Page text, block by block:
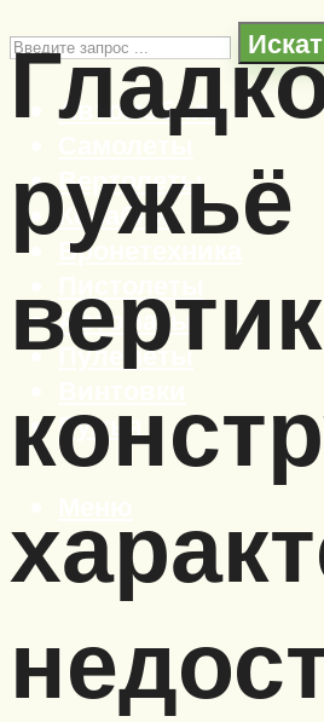
Автомобили
Самолеты
Вертолеты
Корабли
Бронетехника
Автоматы
Пулеметы
Ружья